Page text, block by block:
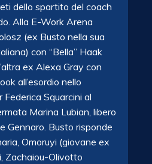
dello spartito del coach
Alla E-Work Arena
(ex Busto nella sua
con “Bella” Haak
ex Alexa Gray con
all’esordio nello
Federica Squarcini al
Marina Lubian, libero
Gennaro. Busto risponde
Omoruyi (giovane ex
Zachaiou-Olivotto